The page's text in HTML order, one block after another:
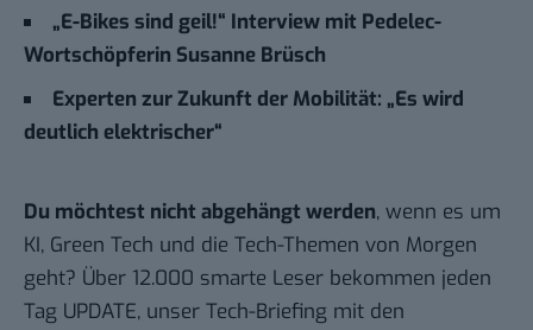
„E-Bikes sind geil!“ Interview mit Pedelec-
Wortschöpferin Susanne Brüsch
Experten zur Zukunft der Mobilität: „Es wird
deutlich elektrischer“
Du möchtest nicht abgehängt werden, wenn es um
KI, Green Tech und die Tech-Themen von Morgen
geht? Über 12.000 smarte Leser bekommen jeden
Tag UPDATE, unser Tech-Briefing mit den